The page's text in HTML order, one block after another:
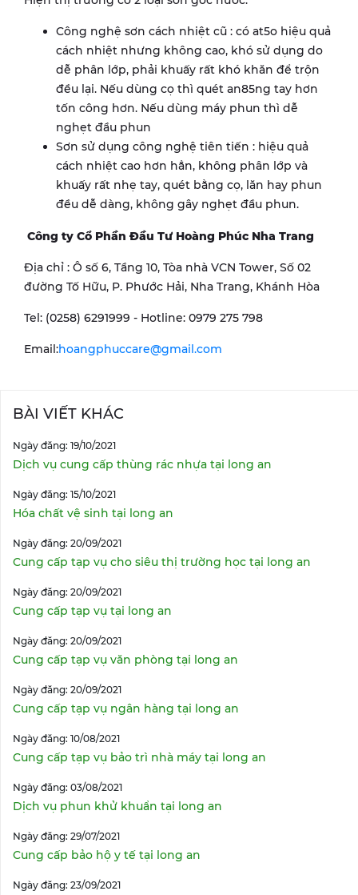
Công nghệ sơn cách nhiệt cũ : có at5o hiệu quả
cách nhiệt nhưng không cao, khó sử dụng do
dễ phân lớp, phải khuấy rất khó khăn để trộn
đều lại. Nếu dùng cọ thì quét an85ng tay hơn
tốn công hơn. Nếu dùng máy phun thì dễ
nghẹt đầu phun
Sơn sử dụng công nghệ tiên tiến : hiệu quả
cách nhiệt cao hơn hẳn, không phân lớp và
khuấy rất nhẹ tay, quét bằng cọ, lăn hay phun
đều dễ dàng, không gây nghẹt đầu phun.
Công ty Cổ Phần Đầu Tư Hoàng Phúc Nha Trang
Địa chỉ : Ô số 6, Tầng 10, Tòa nhà VCN Tower, Số 02
đường Tố Hữu, P. Phước Hải, Nha Trang, Khánh Hòa
Tel: (0258) 6291999 - Hotline: 0979 275 798
Email:hoangphuccare@gmail.com
BÀI VIẾT KHÁC
Ngày đăng: 19/10/2021
Dịch vụ cung cấp thùng rác nhựa tại long an
Ngày đăng: 15/10/2021
Hóa chất vệ sinh tại long an
Ngày đăng: 20/09/2021
Cung cấp tạp vụ cho siêu thị trường học tại long an
Ngày đăng: 20/09/2021
Cung cấp tạp vụ tại long an
Ngày đăng: 20/09/2021
Cung cấp tạp vụ văn phòng tại long an
Ngày đăng: 20/09/2021
Cung cấp tạp vụ ngân hàng tại long an
Ngày đăng: 10/08/2021
Cung cấp tạp vụ bảo trì nhà máy tại long an
Ngày đăng: 03/08/2021
Dịch vụ phun khử khuẩn tại long an
Ngày đăng: 29/07/2021
Cung cấp bảo hộ y tế tại long an
Ngày đăng: 23/09/2021